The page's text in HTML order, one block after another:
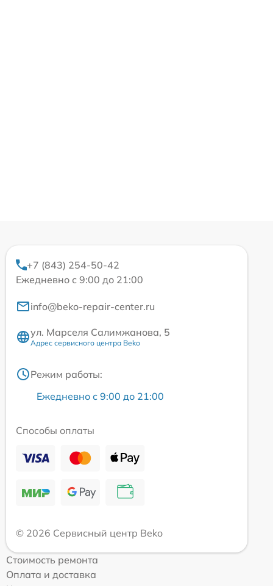
+7 (843) 254-50-42
Ежедневно с 9:00 до 21:00
info@beko-repair-center.ru
ул. Марселя Салимжанова, 5
Адрес сервисного центра Beko
Режим работы:
Ежедневно с 9:00 до 21:00
Способы оплаты
© 2026 Сервисный центр Beko
Стоимость ремонта
Оплата и доставка